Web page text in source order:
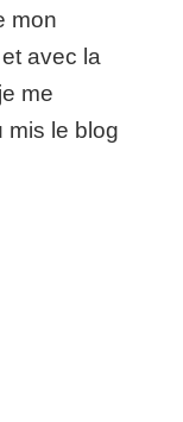
mon
avec la
me
mis le blog